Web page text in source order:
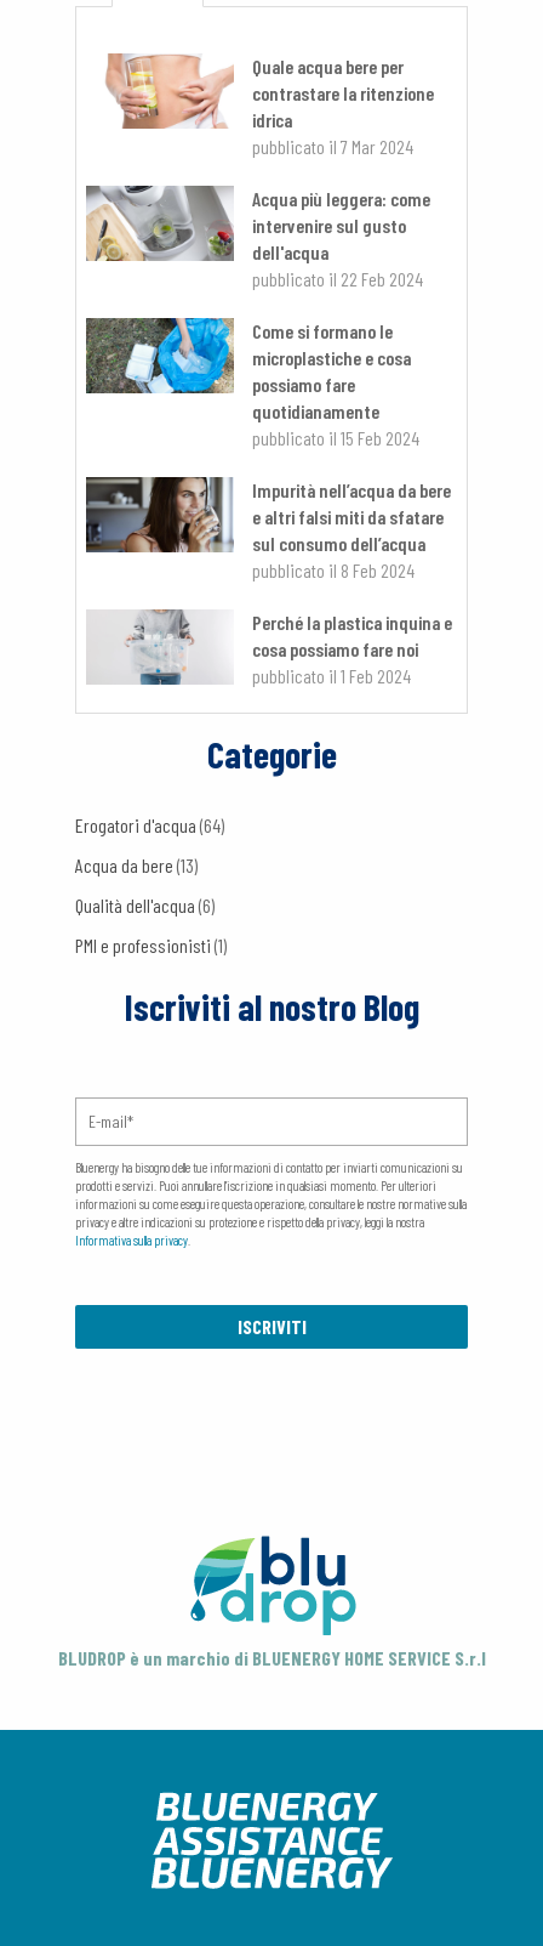
Quale acqua bere per
contrastare la ritenzione
idrica
pubblicato il 7 Mar 2024
Acqua più leggera: come
intervenire sul gusto
dell'acqua
pubblicato il 22 Feb 2024
Come si formano le
microplastiche e cosa
possiamo fare
quotidianamente
pubblicato il 15 Feb 2024
Impurità nell’acqua da bere
e altri falsi miti da sfatare
sul consumo dell’acqua
pubblicato il 8 Feb 2024
Perché la plastica inquina e
cosa possiamo fare noi
pubblicato il 1 Feb 2024
Categorie
Erogatori d'acqua(64)
Acqua da bere(13)
Qualità dell'acqua(6)
PMI e professionisti(1)
Iscriviti al nostro Blog
Bluenergy ha bisogno delle tue informazioni di contatto per inviarti comunicazioni su
prodotti e servizi. Puoi annullare l'iscrizione in qualsiasi momento. Per ulteriori
informazioni su come eseguire questa operazione, consultare le nostre normative sulla
privacy e altre indicazioni su protezione e rispetto della privacy, leggi la nostra
Informativa sulla privacy
BLUDROP è un marchio di BLUENERGY HOME SERVICE S.r.l